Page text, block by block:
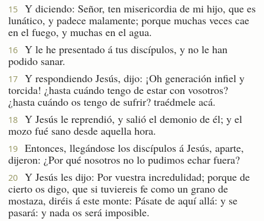
15
Y diciendo: Señor, ten misericordia de mi hijo, que es
lunático, y padece malamente; porque muchas veces cae
en el fuego, y muchas en el agua.
16
Y le he presentado á tus discípulos, y no le han
podido sanar.
17
Y respondiendo Jesús, dijo: ¡Oh generación infiel y
torcida! ¿hasta cuándo tengo de estar con vosotros?
¿hasta cuándo os tengo de sufrir? traédmele acá.
18
Y Jesús le reprendió, y salió el demonio de él; y el
mozo fué sano desde aquella hora.
19
Entonces, llegándose los discípulos á Jesús, aparte,
dijeron: ¿Por qué nosotros no lo pudimos echar fuera?
20
Y Jesús les dijo: Por vuestra incredulidad; porque de
cierto os digo, que si tuviereis fe como un grano de
mostaza, diréis á este monte: Pásate de aquí allá: y se
pasará: y nada os será imposible.